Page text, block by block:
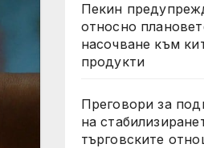
Пекин
относно
насочване към
продукти
Преговори за
на
търговските